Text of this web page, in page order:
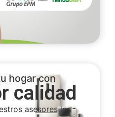
hogar con
calidad
asesores los